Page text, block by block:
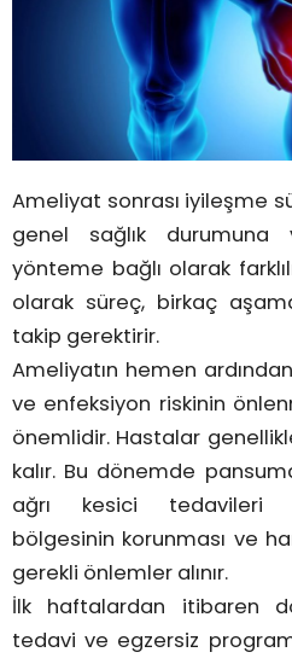
Ameliyat sonrası iyileşme
genel sağlık durumuna
yönteme bağlı olarak
olarak süreç, birkaç
takip gerektirir.
Ameliyatın hemen
ve enfeksiyon riskinin
önemlidir. Hastalar
kalır. Bu dönemde
ağrı kesici tedavileri
bölgesinin korunması ve
gerekli önlemler alınır.
İlk haftalardan itibaren
tedavi ve egzersiz